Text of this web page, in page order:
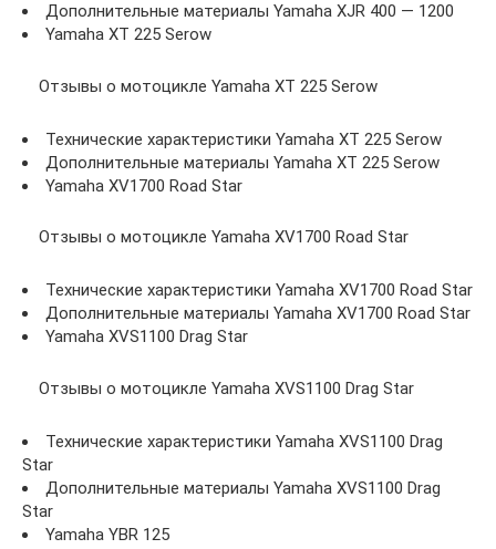
Дополнительные материалы Yamaha XJR 400 — 1200
Yamaha XT 225 Serow
Отзывы о мотоцикле Yamaha XT 225 Serow
Технические характеристики Yamaha XT 225 Serow
Дополнительные материалы Yamaha XT 225 Serow
Yamaha XV1700 Road Star
Отзывы о мотоцикле Yamaha XV1700 Road Star
Технические характеристики Yamaha XV1700 Road Star
Дополнительные материалы Yamaha XV1700 Road Star
Yamaha XVS1100 Drag Star
Отзывы о мотоцикле Yamaha XVS1100 Drag Star
Технические характеристики Yamaha XVS1100 Drag
Star
Дополнительные материалы Yamaha XVS1100 Drag
Star
Yamaha YBR 125